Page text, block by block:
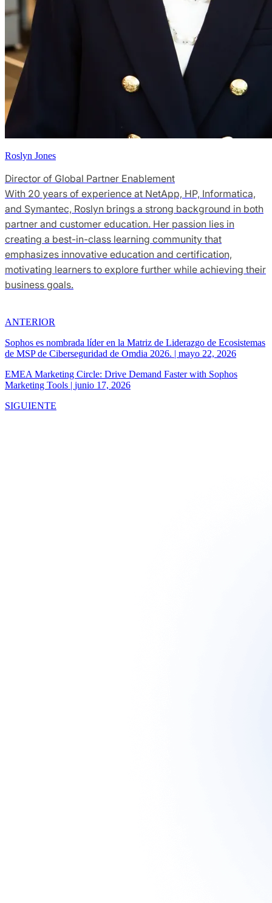
Roslyn Jones
Director of Global Partner Enablement
With 20 years of experience at NetApp, HP, Informatica,
and Symantec, Roslyn brings a strong background in both
partner and customer education. Her passion lies in
creating a best-in-class learning community that
emphasizes innovative education and certification,
motivating learners to explore further while achieving their
business goals.
ANTERIOR
Sophos es nombrada líder en la Matriz de Liderazgo de Ecosistemas
de MSP de Ciberseguridad de Omdia 2026. | mayo 22, 2026
EMEA Marketing Circle: Drive Demand Faster with Sophos
Marketing Tools | junio 17, 2026
SIGUIENTE